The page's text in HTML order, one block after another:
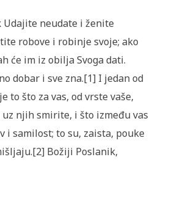
Udajite neudate i ženite
robove i robinje svoje; ako
će im iz obilja Svoga dati.
dobar i sve zna.[1] I jedan od
to što za vas, od vrste vaše,
uz njih smirite, i što između vas
i samilost; to su, zaista, pouke
Božiji Poslanik,